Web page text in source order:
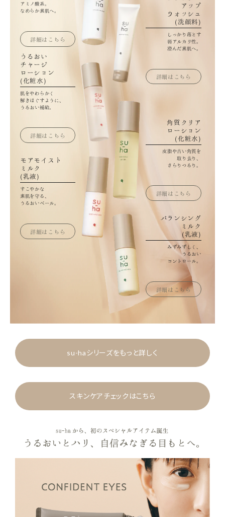
アミノ酸系。
なめらか素肌へ。
詳細はこちら
うるおい
チャージ
ローション
(化粧水)
肌をやわらかく
解きほぐすように、
うるおい補給。
詳細はこちら
モアモイスト
ミルク
(乳液)
すこやかな
素肌を守る、
うるおいベール。
詳細はこちら
アップ
ウォッシュ
(洗顔料)
しっかり落とす
弱アルカリ性。
澄んだ素肌へ。
詳細はこちら
角質クリア
ローション
(化粧水)
皮脂や古い角質を
取り去り、
さらりつるり。
詳細はこちら
バランシング
ミルク
(乳液)
みずみずしく、
うるおい
コントロール。
詳細はこちら
su-haシリーズをもっと詳しく
スキンケアチェックはこちら